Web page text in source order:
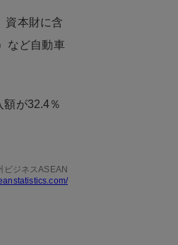
資本財に含
など自動車
が32.4％
ビジネスASEAN